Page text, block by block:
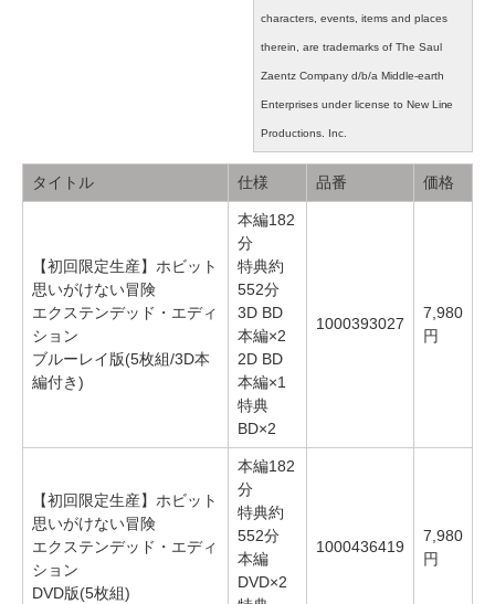
characters, events, items and places
therein, are trademarks of The Saul
Zaentz Company d/b/a Middle-earth
Enterprises under license to New Line
Productions. Inc.
タイトル 仕様 品番 価格
【初回限定生産】ホビット
思いがけない冒険
エクステンデッド・エディ
ション
ブルーレイ版(5枚組/3D本
編付き)
本編182
分
特典約
552分
3D BD
本編×2
2D BD
本編×1
特典
BD×2
1000393027
7,980
円
【初回限定生産】ホビット
思いがけない冒険
エクステンデッド・エディ
ション
DVD版(5枚組)
本編182
分
特典約
552分
本編
DVD×2
1000436419
7,980
円